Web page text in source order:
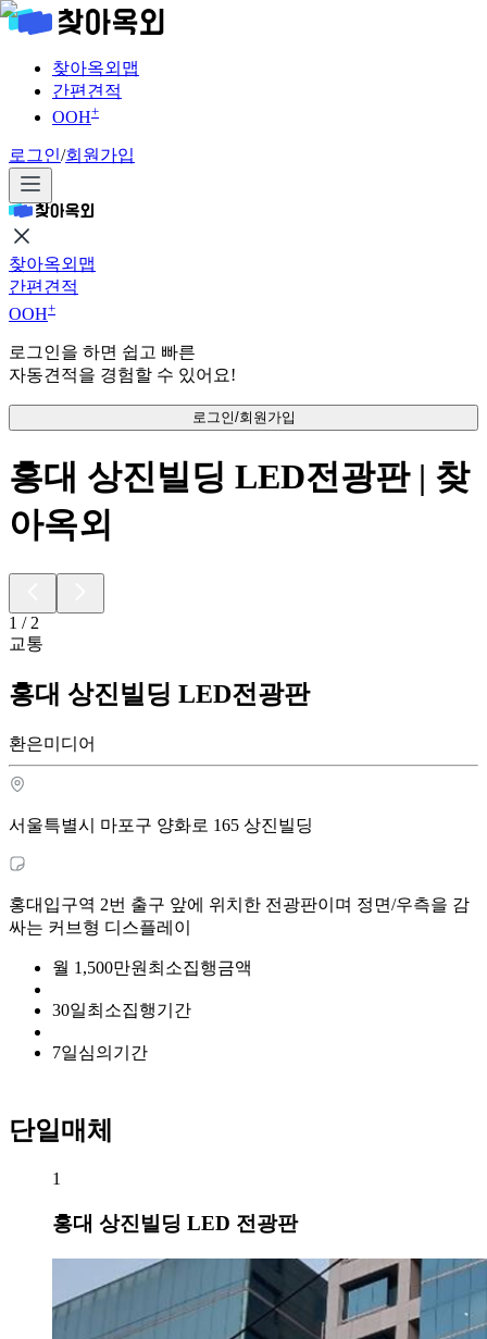
찾아옥외맵
간편견적
OOH+
로그인/회원가입
찾아옥외맵
간편견적
OOH+
로그인을 하면 쉽고 빠른
자동견적을 경험할 수 있어요!
로그인/회원가입
홍대 상진빌딩 LED전광판 | 찾
아옥외
1 / 2
교통
홍대 상진빌딩 LED전광판
환은미디어
서울특별시 마포구 양화로 165 상진빌딩
홍대입구역 2번 출구 앞에 위치한 전광판이며 정면/우측을 감
싸는 커브형 디스플레이
월 1,500만원 최소집행금액
30일최소집행기간
7일심의기간
단일매체
1
홍대 상진빌딩 LED 전광판